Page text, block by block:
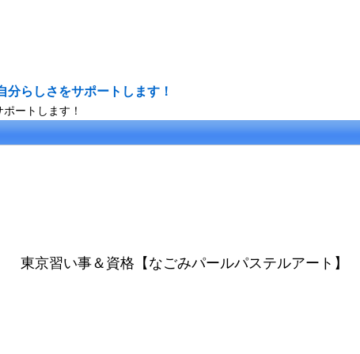
東京習い事＆資格【なごみパールパステルアート】